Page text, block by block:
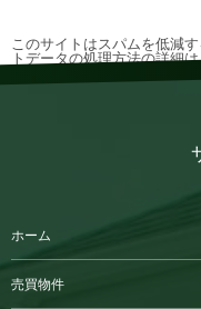
このサイトはスパムを低減
トデータの処理方法の詳細
ホーム
売買物件